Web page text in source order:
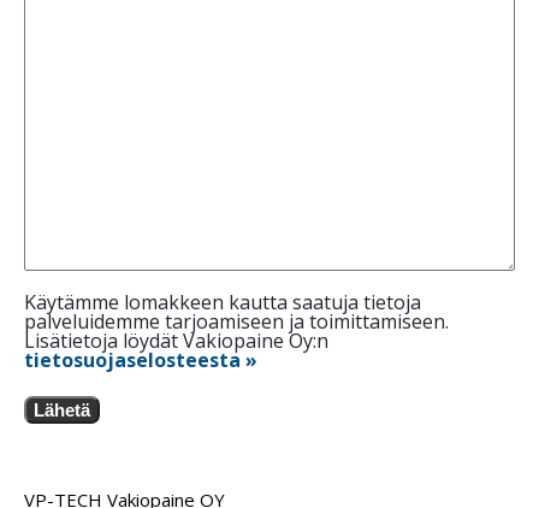
Käytämme lomakkeen kautta saatuja tietoja
palveluidemme tarjoamiseen ja toimittamiseen.
Lisätietoja löydät Vakiopaine Oy:n
tietosuojaselosteesta »
Lähetä
VP-TECH Vakiopaine OY